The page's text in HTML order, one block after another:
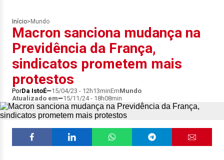
Início> Mundo
Macron sanciona mudança na
Previdência da França,
sindicatos prometem mais
protestos
PorDa IstoÉ 15/04/23 - 12h13minEmMundo
Atualizado em
15/11/24 - 18h08min